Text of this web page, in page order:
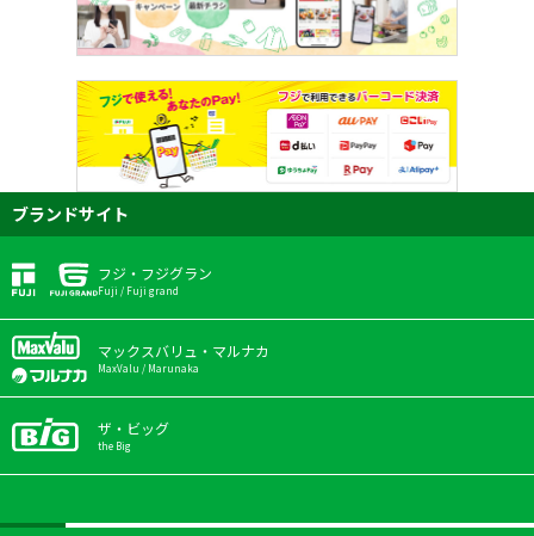
ブランドサイト
フジ・フジグラン
Fuji / Fuji grand
マックスバリュ・マルナカ
MaxValu / Marunaka
ザ・ビッグ
the Big